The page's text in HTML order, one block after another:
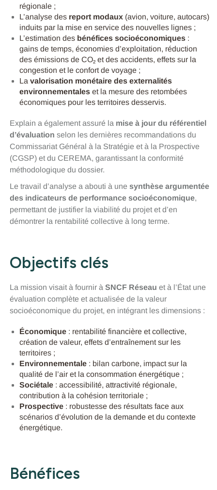
régionale ;
L’analyse des report modaux (avion, voiture, autocars)
induits par la mise en service des nouvelles lignes ;
L’estimation des bénéfices socioéconomiques :
gains de temps, économies d’exploitation, réduction
des émissions de CO₂ et des accidents, effets sur la
congestion et le confort de voyage ;
La valorisation monétaire des externalités
environnementales et la mesure des retombées
économiques pour les territoires desservis.
Explain a également assuré la mise à jour du référentiel
d’évaluation selon les dernières recommandations du
Commissariat Général à la Stratégie et à la Prospective
(CGSP) et du CEREMA, garantissant la conformité
méthodologique du dossier.
Le travail d’analyse a abouti à une synthèse argumentée
des indicateurs de performance socioéconomique,
permettant de justifier la viabilité du projet et d’en
démontrer la rentabilité collective à long terme.
Objectifs clés
La mission visait à fournir à SNCF Réseau et à l’État une
évaluation complète et actualisée de la valeur
socioéconomique du projet, en intégrant les dimensions :
Économique : rentabilité financière et collective,
création de valeur, effets d’entraînement sur les
territoires ;
Environnementale : bilan carbone, impact sur la
qualité de l’air et la consommation énergétique ;
Sociétale : accessibilité, attractivité régionale,
contribution à la cohésion territoriale ;
Prospective : robustesse des résultats face aux
scénarios d’évolution de la demande et du contexte
énergétique.
Bénéfices